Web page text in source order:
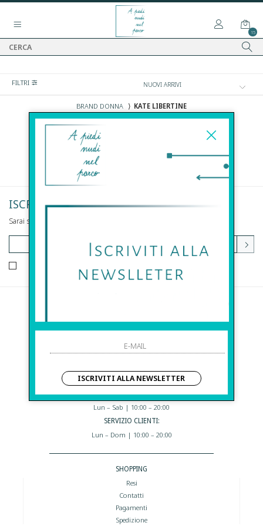
15
FILTRI
BRAND DONNA ⟩ KATE LIBERTINE
DONNA
ISCRIVITI ALLA NEWSLETTER
Sarai sempre aggiornato su offerte e promozioni.
Via Della Maestranza , 23
Eshop@apiedinudinelparcoboutique.com
09311962373
I NOSTRI ORARI:
Lun – Sab | 10:00 – 20:00
SERVIZIO CLIENTI:
Lun – Dom | 10:00 – 20:00
SHOPPING
Resi
Contatti
Pagamenti
Spedizione
ISCRIVITI ALLA NEWSLETTER